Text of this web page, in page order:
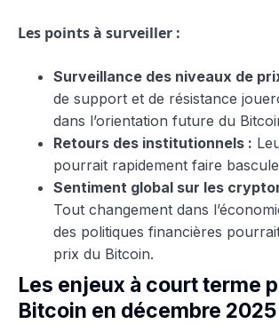
Les points à surveiller :
Surveillance des niveaux de
de support et de résistance
dans l’orientation future du
Retours des institutionnels :
pourrait rapidement faire
Sentiment global sur les
Tout changement dans
des politiques financières
prix du Bitcoin.
Les enjeux à court terme
Bitcoin en décembre 2025